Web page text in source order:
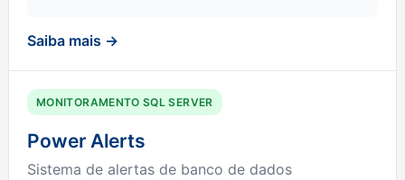
Saiba mais →
MONITORAMENTO SQL SERVER
Power Alerts
Sistema de alertas de banco de dados